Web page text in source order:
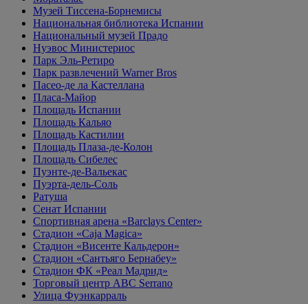
Музей Тиссена-Борнемисы
Национальная библиотека Испании
Национальный музей Прадо
Нуэвос Министериос
Парк Эль-Ретиро
Парк развлечений Warner Bros
Пасео-де ла Кастеллана
Пласа-Майор
Площадь Испании
Площадь Кальяо
Площадь Кастилии
Площадь Плаза-де-Колон
Площадь Сибелес
Пуэнте-де-Вальекас
Пуэрта-дель-Соль
Ратуша
Сенат Испании
Спортивная арена «Barclays Center»
Стадион «Caja Magica»
Стадион «Висенте Кальдерон»
Стадион «Сантьяго Бернабеу»
Стадион ФК «Реал Мадрид»
Торговый центр ABC Serrano
Улица Фуэнкарраль